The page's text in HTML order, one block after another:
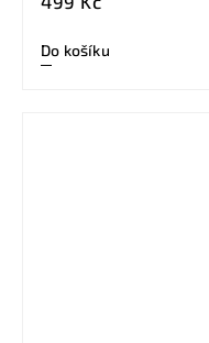
Do košíku